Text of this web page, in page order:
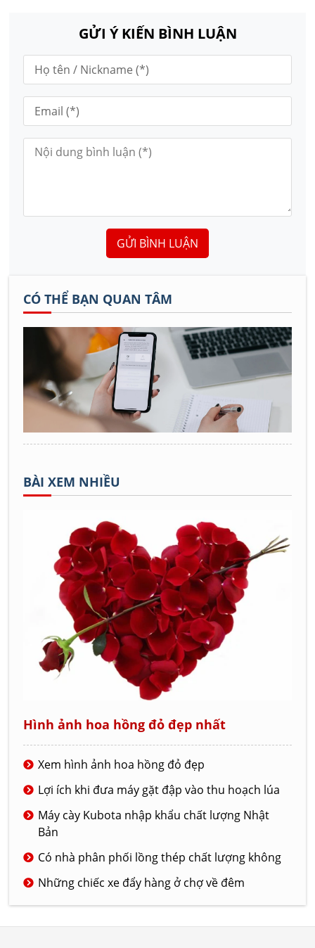
GỬI Ý KIẾN BÌNH LUẬN
GỬI BÌNH LUẬN
CÓ THỂ BẠN QUAN TÂM
BÀI XEM NHIỀU
Hình ảnh hoa hồng đỏ đẹp nhất
Xem hình ảnh hoa hồng đỏ đẹp
Lợi ích khi đưa máy gặt đập vào thu hoạch lúa
Máy cày Kubota nhập khẩu chất lượng Nhật
Bản
Có nhà phân phối lồng thép chất lượng không
Những chiếc xe đẩy hàng ở chợ về đêm